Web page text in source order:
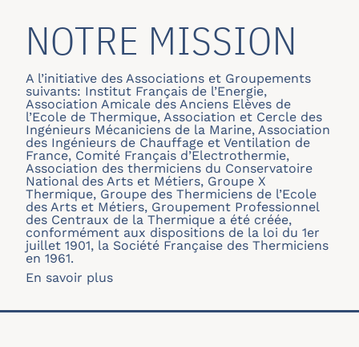
NOTRE MISSION
A l’initiative des Associations et Groupements
suivants: Institut Français de l’Energie,
Association Amicale des Anciens Elèves de
l’Ecole de Thermique, Association et Cercle des
Ingénieurs Mécaniciens de la Marine, Association
des Ingénieurs de Chauffage et Ventilation de
France, Comité Français d’Electrothermie,
Association des thermiciens du Conservatoire
National des Arts et Métiers, Groupe X
Thermique, Groupe des Thermiciens de l’Ecole
des Arts et Métiers, Groupement Professionnel
des Centraux de la Thermique a été créée,
conformément aux dispositions de la loi du 1er
juillet 1901, la Société Française des Thermiciens
en 1961.
En savoir plus